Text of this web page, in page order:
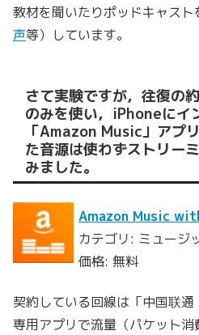
教材を聞いたりポッドキャスト
声等）しています。
さて実験ですが，往復の
のみを使い，iPhoneにイ
「Amazon Music」アプ
た音源は使わずストリー
みました。
Amazon Music
カテゴリ: ミュージ
価格: 無料
契約している回線は「中国联通
専用アプリで流量（パケット